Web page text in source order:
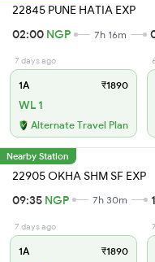
22845 PUNE HATIA EXP
02:00 NGP 7h 16m
7 days ago
1A ₹1890
WL 1
Alternate Travel Plan
Nearby Station
22905 OKHA SHM SF EXP
09:35 NGP 7h 30m
7 days ago
1A ₹1890